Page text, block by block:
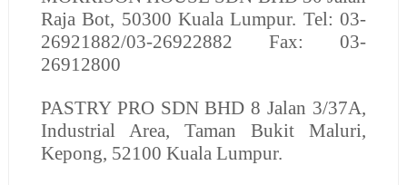
Raja Bot, 50300 Kuala Lumpur. Tel: 03-
26921882/03-26922882 Fax: 03-
26912800
PASTRY PRO SDN BHD 8 Jalan 3/37A,
Industrial Area, Taman Bukit Maluri,
Kepong, 52100 Kuala Lumpur.